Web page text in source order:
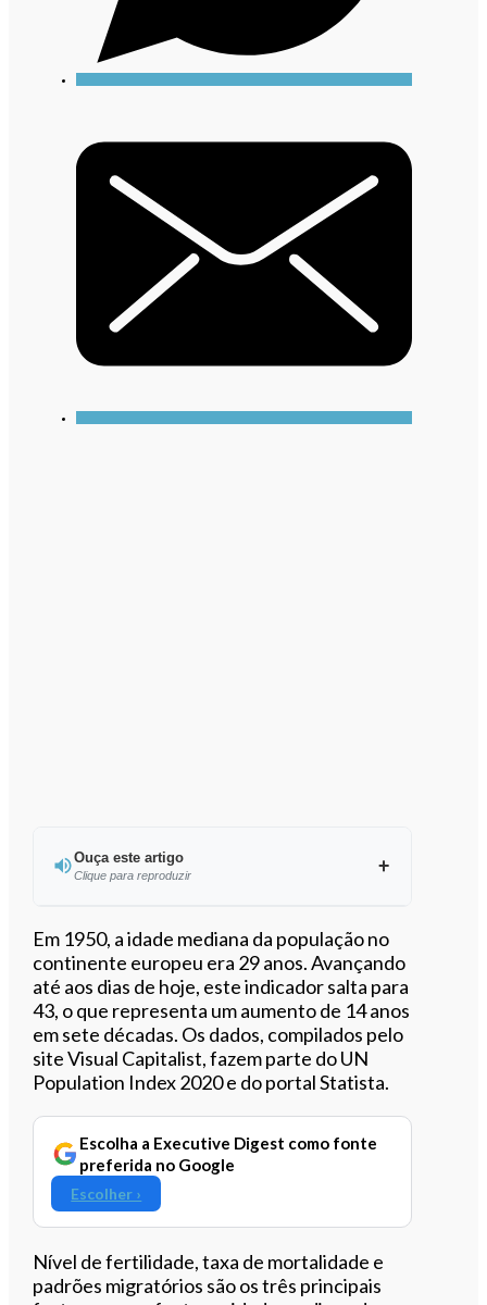
Ouça este artigo
Clique para reproduzir
Ouvir este artigo
Em 1950, a idade mediana da população no
continente europeu era 29 anos. Avançando
até aos dias de hoje, este indicador salta para
43, o que representa um aumento de 14 anos
em sete décadas. Os dados, compilados pelo
site Visual Capitalist, fazem parte do UN
Population Index 2020 e do portal Statista.
Escolha a Executive Digest como fonte
preferida no Google
Escolher ›
Nível de fertilidade, taxa de mortalidade e
padrões migratórios são os três principais